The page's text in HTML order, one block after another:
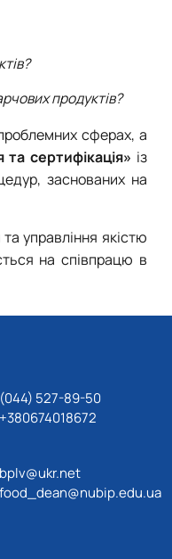
продуктів?
сферах, а
та сертифікація» із
заснованих на
управління якістю
на співпрацю в
(044) 527-89-50
+380674018672
bplv@ukr.net
food_dean@nubip.edu.ua